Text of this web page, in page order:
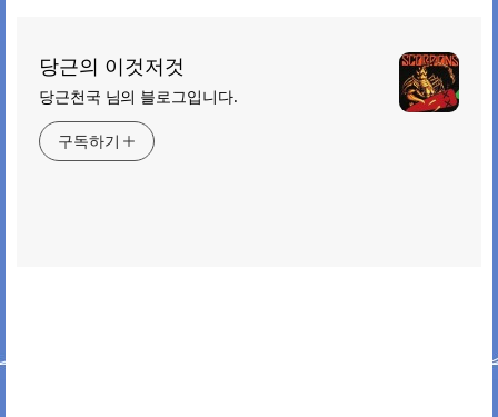
당근의 이것저것
당근천국 님의 블로그입니다.
구독하기